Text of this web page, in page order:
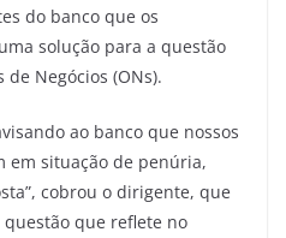
do banco que os
solução para a questão
Negócios (ONs).
ao banco que nossos
em situação de penúria,
cobrou o dirigente, que
que reflete no